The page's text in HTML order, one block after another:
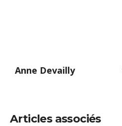
Anne Devailly
Articles associés